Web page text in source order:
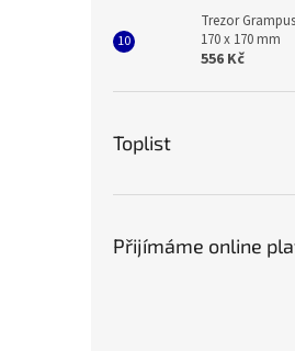
Trezor
170 x 170 mm
556 Kč
Toplist
Přijímáme online